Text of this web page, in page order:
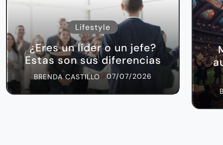
Lifestyle
¿Eres un líder o un jefe?
Estas son sus diferencias
BRENDA CASTILLO 07/07/2026